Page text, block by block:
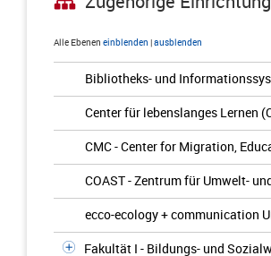
Alle Ebenen einblenden |ausblenden
Bibliotheks- und
Center für lebenslanges Lernen
CMC - Center for Migration,
COAST - Zentrum für Umwelt-
ecco-ecology + communication
Fakultät I - Bildungs- und